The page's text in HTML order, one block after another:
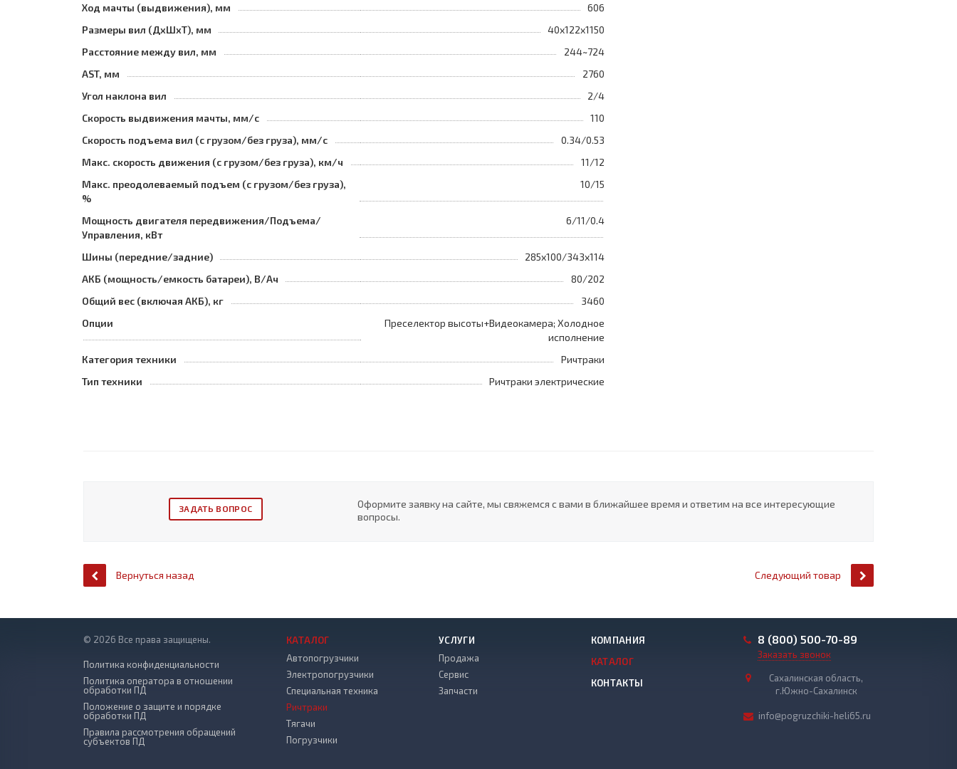
Ход мачты (выдвижения), мм
606
Размеры вил (ДхШхТ), мм
40x122x1150
Расстояние между вил, мм
244~724
AST, мм
2760
Угол наклона вил
2/4
Скорость выдвижения мачты, мм/с
110
Скорость подъема вил (с грузом/без груза), мм/с
0.34/0.53
Макс. скорость движения (с грузом/без груза), км/ч
11/12
Макс. преодолеваемый подъем (с грузом/без груза),
%
10/15
Мощность двигателя передвижения/Подъема/
Управления, кВт
6/11/0.4
Шины (передние/задние)
285x100/343x114
АКБ (мощность/емкость батареи), В/Ач
80/202
Общий вес (включая АКБ), кг
3460
Опции
Преселектор высоты+Видеокамера; Холодное
исполнение
Категория техники
Ричтраки
Тип техники
Ричтраки электрические
ЗАДАТЬ ВОПРОС
Оформите заявку на сайте, мы свяжемся с вами в ближайшее время и ответим на все интересующие
вопросы.
Вернуться назад Следующий товар
© 2026 Все права защищены.
Политика конфиденциальности
Политика оператора в отношении
обработки ПД
Положение о защите и порядке
обработки ПД
Правила рассмотрения обращений
субъектов ПД
КАТАЛОГ
Автопогрузчики
Электропогрузчики
Специальная техника
Ричтраки
Тягачи
Погрузчики
УСЛУГИ
Продажа
Сервис
Запчасти
КОМПАНИЯ
КАТАЛОГ
КОНТАКТЫ
8 (800) 500-70-89
Заказать звонок
Сахалинская область,
г.Южно-Сахалинск
info@pogruzchiki-heli65.ru